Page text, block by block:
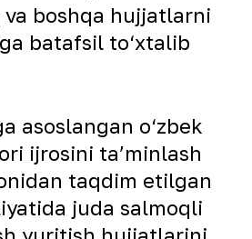
boshqa hujjatlarni
batafsil to‘xtalib
asoslangan o‘zbek
ijrosini taʼminlash
taqdim etilgan
juda salmoqli